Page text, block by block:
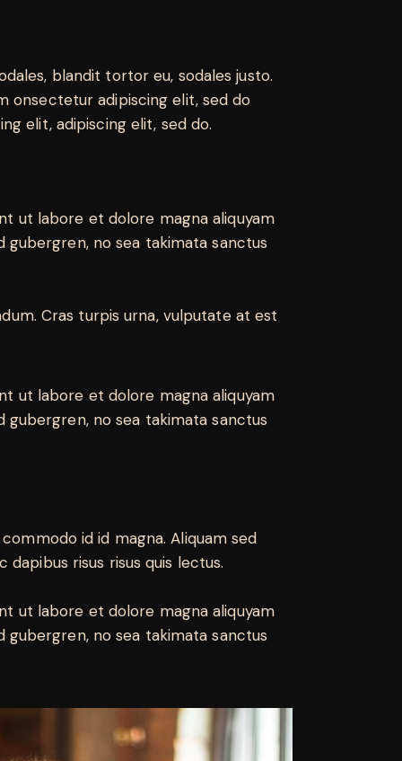
blandit tortor eu, sodales justo.
onsectetur adipiscing elit, sed do
elit, adipiscing elit, sed do.
ut labore et dolore magna aliquyam
no sea takimata sanctus
Cras turpis urna, vulputate at est
ut labore et dolore magna aliquyam
no sea takimata sanctus
id id magna. Aliquam sed
risus risus quis lectus.
ut labore et dolore magna aliquyam
no sea takimata sanctus